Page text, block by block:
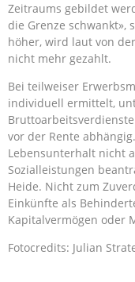
Zeitraums gebildet
die Grenze schwankt»,
höher, wird laut von
nicht mehr gezahlt.
Bei teilweiser
individuell ermittelt,
vor der Rente
Lebensunterhalt nicht
Sozialleistungen
Heide. Nicht zum
Einkünfte als
Kapitalvermögen oder
Fotocredits: Julian